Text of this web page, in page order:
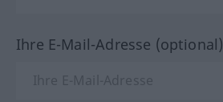
Ihre E-Mail-Adresse (optional)